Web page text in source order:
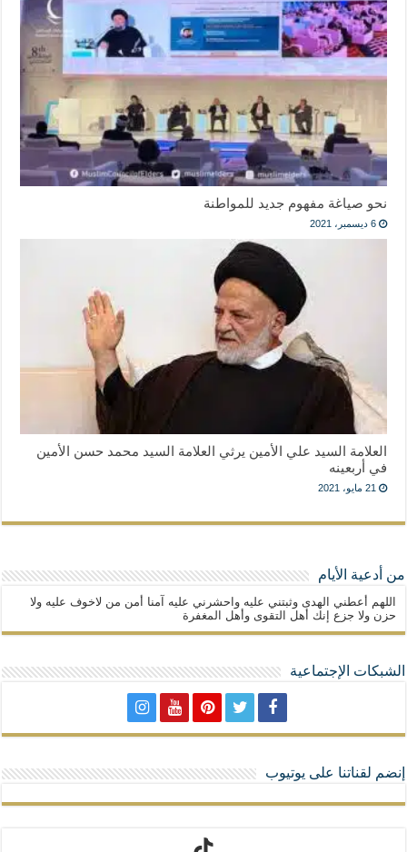
نحو صياغة مفهوم جديد للمواطنة
6 ديسمبر، 2021
العلامة السيد علي الأمين يرثي العلامة السيد محمد حسن الأمين
في أربعينه
21 مايو، 2021
من أدعية الأيام
اللهم أعطني الهدى وثبتني عليه واحشرني عليه آمنا أمن من لاخوف عليه ولا
حزن ولا جزع إنك أهل التقوى وأهل المغفرة
الشبكات الإجتماعية
إنضم لقناتنا على يوتيوب
تيك توك